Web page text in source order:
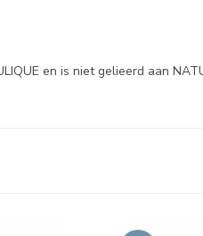
en is niet gelieerd aan